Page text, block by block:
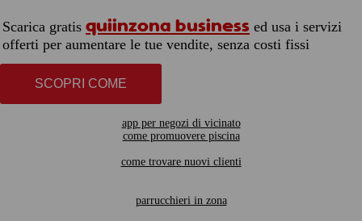
Scarica gratis quiinzona business ed usa i servizi
offerti per aumentare le tue vendite, senza costi fissi
SCOPRI COME
app per negozi di vicinato
come promuovere piscina
come trovare nuovi clienti
parrucchieri in zona